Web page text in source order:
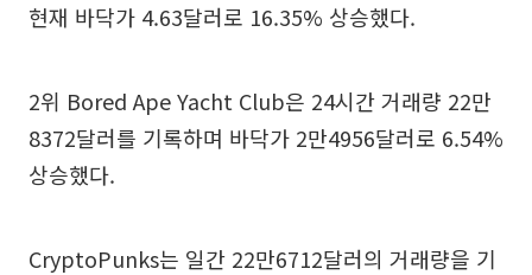
현재 바닥가 4.63달러로 16.35% 상승했다.
2위 Bored Ape Yacht Club은 24시간 거래량 22만
8372달러를 기록하며 바닥가 2만4956달러로 6.54%
상승했다.
CryptoPunks는 일간 22만6712달러의 거래량을 기